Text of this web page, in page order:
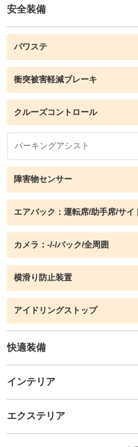
安全装備
パワステ
衝突被害軽減ブレーキ
クルーズコントロール
パーキングアシスト
障害物センサー
エアバック：運転席/助手席/サイ
カメラ：-/-/バック/全周囲
横滑り防止装置
アイドリングストップ
快適装備
インテリア
エクステリア